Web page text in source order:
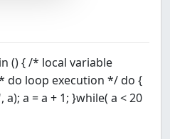
() { /* local variable
do loop execution */ do {
a = a + 1; }while( a < 20